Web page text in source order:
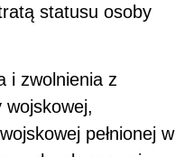
statusu osoby
i zwolnienia z
wojskowej,
pełnionej w